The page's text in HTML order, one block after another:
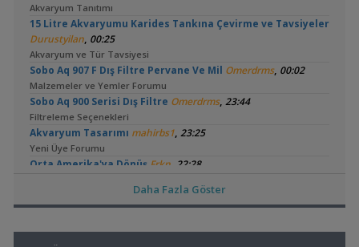
Akvaryum Tanıtımı
15 Litre Akvaryumu Karides Tankına Çevirme ve Tavsiyeler
Durustyilan, 00:25
Akvaryum ve Tür Tavsiyesi
Sobo Aq 907 F Dış Filtre Pervane Ve Mil Omerdrms, 00:02
Malzemeler ve Yemler Forumu
Sobo Aq 900 Serisi Dış Filtre Omerdrms, 23:44
Filtreleme Seçenekleri
Akvaryum Tasarımı mahirbs1, 23:25
Yeni Üye Forumu
Orta Amerika'ya Dönüş Frkn, 22:28
Duboisi_,20:59
Işık CO2 ve Ekipmanlar
Akvaryum ve Tür Tavsiyesi
Daha Fazla Göster